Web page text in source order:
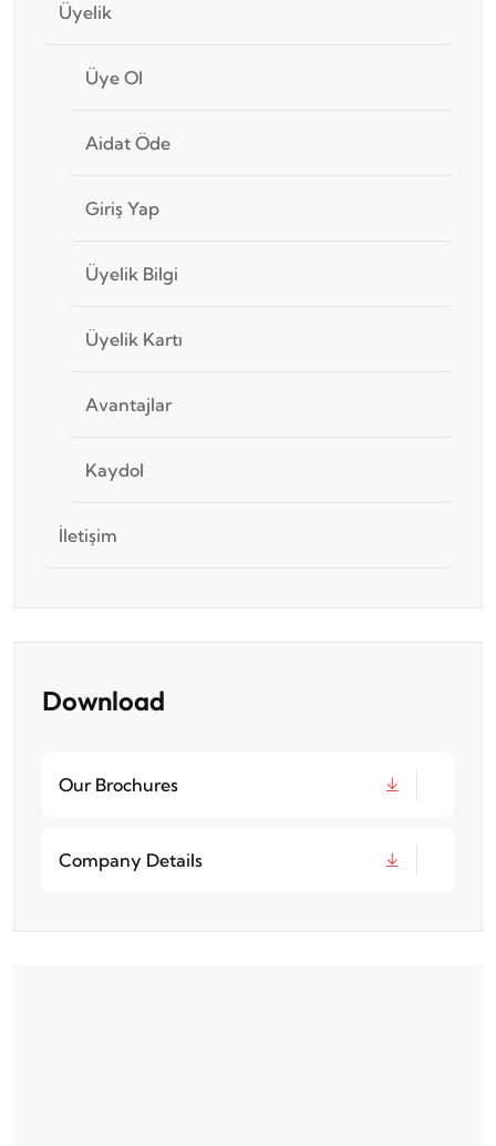
Üyelik
Üye Ol
Aidat Öde
Giriş Yap
Üyelik Bilgi
Üyelik Kartı
Avantajlar
Kaydol
İletişim
Download
Our Brochures
Company Details